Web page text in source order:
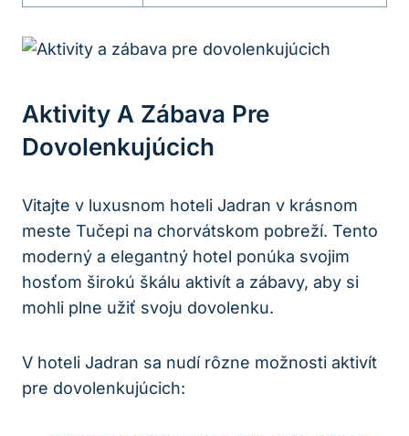
Aktivity A Zábava Pre
Dovolenkujúcich
Vitajte v luxusnom hoteli Jadran v krásnom
meste Tučepi na chorvátskom pobreží. Tento
moderný a elegantný hotel ponúka svojim
hosťom širokú škálu aktivít a zábavy, aby si
mohli plne užiť svoju dovolenku.
V hoteli Jadran sa nudí rôzne možnosti aktivít
pre dovolenkujúcich: